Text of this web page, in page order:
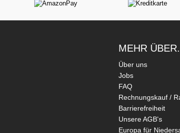
MEHR
Über uns
Jobs
FAQ
Rechnungskauf /
Barrierefreiheit
Unsere AGB's
Europa für